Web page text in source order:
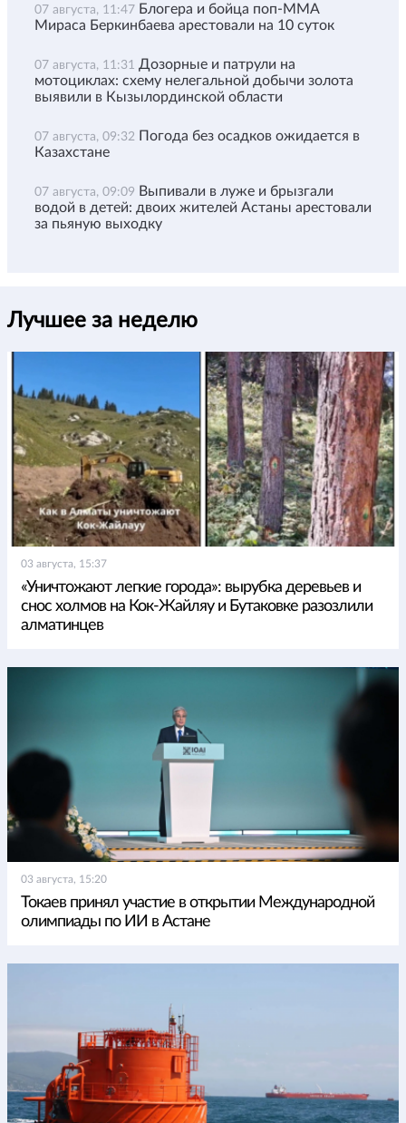
07 августа, 11:47 Блогера и бойца поп-ММА
Мираса Беркинбаева арестовали на 10 суток
07 августа, 11:31 Дозорные и патрули на
мотоциклах: схему нелегальной добычи золота
выявили в Кызылординской области
07 августа, 09:32 Погода без осадков ожидается в
Казахстане
07 августа, 09:09 Выпивали в луже и брызгали
водой в детей: двоих жителей Астаны арестовали
за пьяную выходку
Лучшее за неделю
03 августа, 15:37
«Уничтожают легкие города»: вырубка деревьев и
снос холмов на Кок-Жайляу и Бутаковке разозлили
алматинцев
03 августа, 15:20
Токаев принял участие в открытии Международной
олимпиады по ИИ в Астане